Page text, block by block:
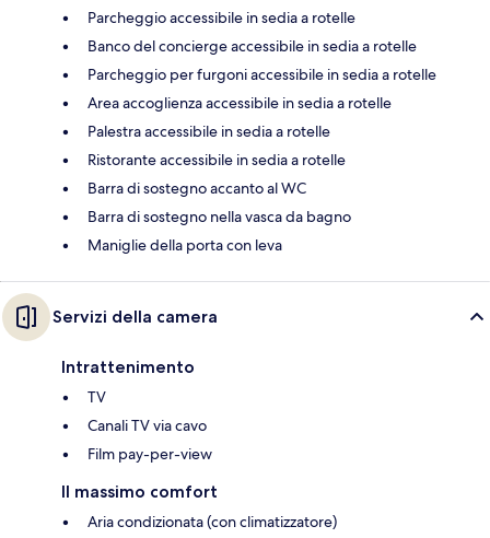
Parcheggio accessibile in sedia a rotelle
Banco del concierge accessibile in sedia a rotelle
Parcheggio per furgoni accessibile in sedia a rotelle
Area accoglienza accessibile in sedia a rotelle
Palestra accessibile in sedia a rotelle
Ristorante accessibile in sedia a rotelle
Barra di sostegno accanto al WC
Barra di sostegno nella vasca da bagno
Maniglie della porta con leva
Servizi della camera
Intrattenimento
TV
Canali TV via cavo
Film pay-per-view
Il massimo comfort
Aria condizionata (con climatizzatore)